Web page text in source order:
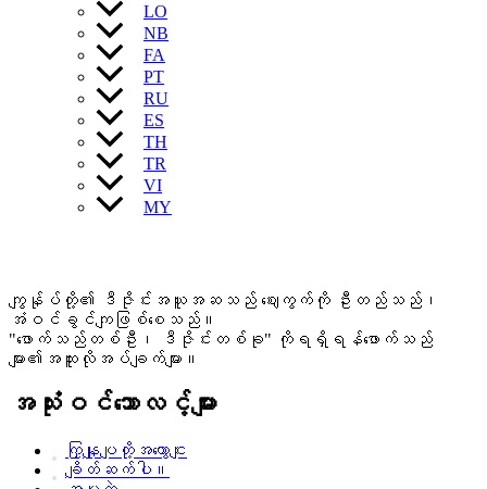
LO
NB
FA
PT
RU
ES
TH
TR
VI
MY
ကျွန်ုပ်တို့၏ ဒီဇိုင်းအယူအဆသည် ဈေးကွက်ကို ဦးတည်သည်၊
အံဝင်ခွင်ကျဖြစ်စေသည်။
"ဖောက်သည်တစ်ဦး၊ ဒီဇိုင်းတစ်ခု" ကိုရရှိရန်ဖောက်သည်
များ၏အထူးလိုအပ်ချက်များ။
အသုံးဝင်သောလင့်များ
ကြှနျုပျတို့အကွောငျး
ချိတ်ဆက်ပါ။